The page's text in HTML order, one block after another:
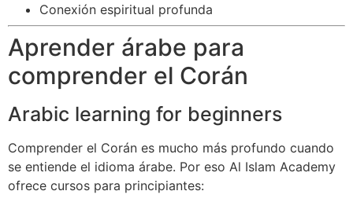
Conexión espiritual profunda
Aprender árabe para
comprender el Corán
Arabic learning for beginners
Comprender el Corán es mucho más profundo cuando
se entiende el idioma árabe. Por eso Al Islam Academy
ofrece cursos para principiantes: